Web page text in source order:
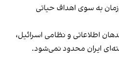
به سوی اهداف حیاتی
اطلاعاتی و نظامی اسرائیل،
ایران محدود نمی‌شود.